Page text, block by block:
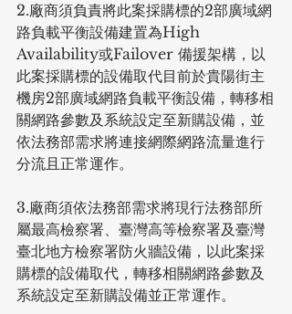
2.廠商須負責將此案採購標的2部廣域網
路負載平衡設備建置為High
Availability或Failover 備援架構，以
此案採購標的設備取代目前於貴陽街主
機房2部廣域網路負載平衡設備，轉移相
關網路參數及系統設定至新購設備，並
依法務部需求將連接網際網路流量進行
分流且正常運作。
3.廠商須依法務部需求將現行法務部所
屬最高檢察署、臺灣高等檢察署及臺灣
臺北地方檢察署防火牆設備，以此案採
購標的設備取代，轉移相關網路參數及
系統設定至新購設備並正常運作。